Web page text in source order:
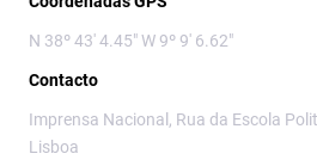
N 38º 43' 4.45" W 9º 9' 6.62"
Contacto
Imprensa Nacional, Rua da Escola
Lisboa